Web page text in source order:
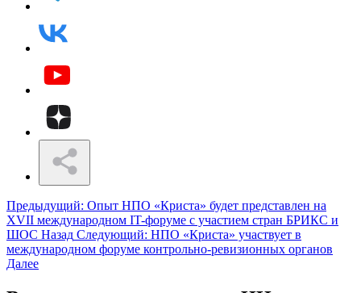
Предыдущий: Опыт НПО «Криста» будет представлен на
XVII международном IT-форуме с участием стран БРИКС и
ШОС Назад Следующий: НПО «Криста» участвует в
международном форуме контрольно-ревизионных органов
Далее